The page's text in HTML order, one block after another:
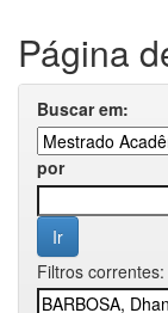
Página
Buscar em:
por
Filtros correntes: